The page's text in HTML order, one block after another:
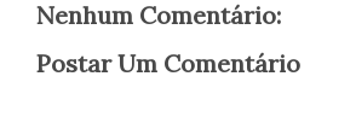
Nenhum Comentário:
Postar Um Comentário